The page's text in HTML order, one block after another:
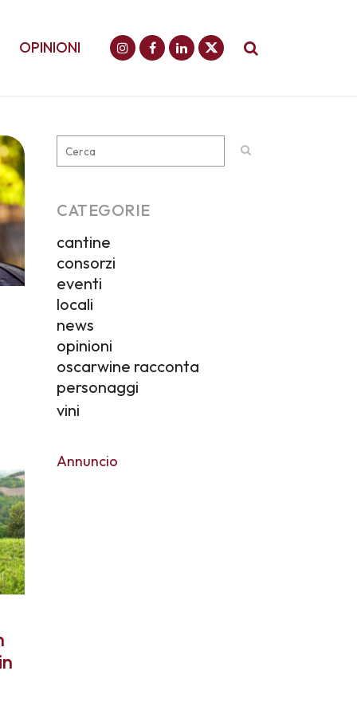
OPINIONI
CATEGORIE
cantine
consorzi
eventi
locali
news
opinioni
oscarwine racconta
personaggi
vini
Annuncio